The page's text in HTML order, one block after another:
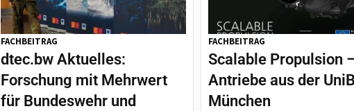
FACHBEITRAG
dtec.bw Aktuelles:
Forschung mit Mehrwert
für Bundeswehr und
FACHBEITRAG
Scalable Propulsion
Antriebe aus der
München